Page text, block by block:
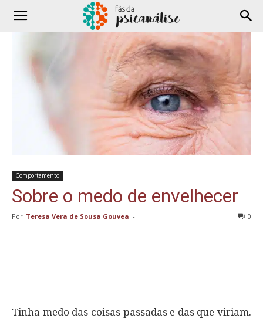
Comportamento
Sobre o medo de envelhecer
Por Teresa Vera de Sousa Gouvea - 0
Tinha medo das coisas passadas e das que viriam.